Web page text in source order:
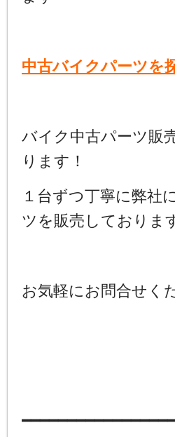
中古バイクパーツを
バイク中古パーツ
ります！
１台ずつ丁寧に弊社
ツを販売しておりま
お気軽にお問合せく